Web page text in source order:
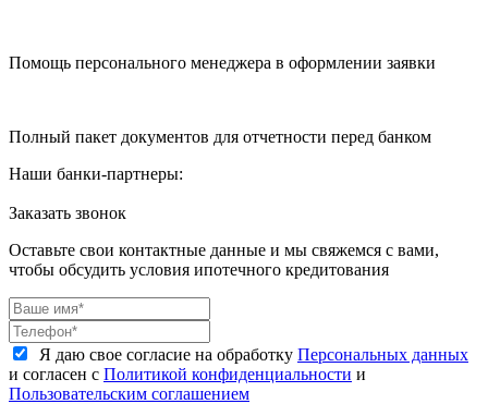
Помощь персонального менеджера в оформлении заявки
Полный пакет документов для отчетности перед банком
Наши банки-партнеры:
Заказать звонок
Оставьте свои контактные данные и мы свяжемся с вами,
чтобы обсудить условия ипотечного кредитования
Я даю свое согласие на обработку Персональных данных
и согласен с Политикой конфиденциальности и
Пользовательским соглашением